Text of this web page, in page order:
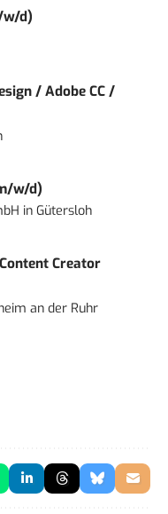
w/d)
/ Adobe CC /
w/d)
inGütersloh
Creator
an der Ruhr